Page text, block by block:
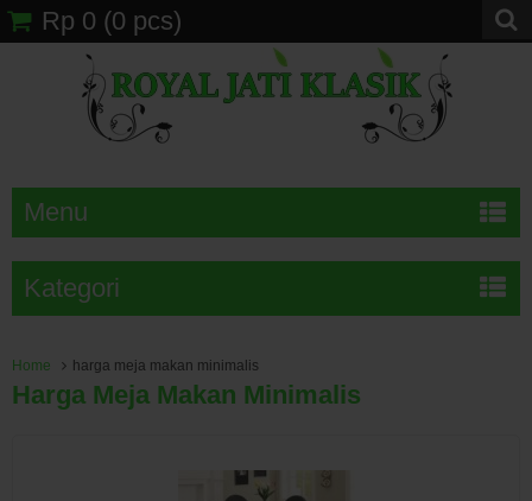
Rp 0 (0 pcs)
Menu
Kategori
Home harga meja makan minimalis
Harga Meja Makan Minimalis